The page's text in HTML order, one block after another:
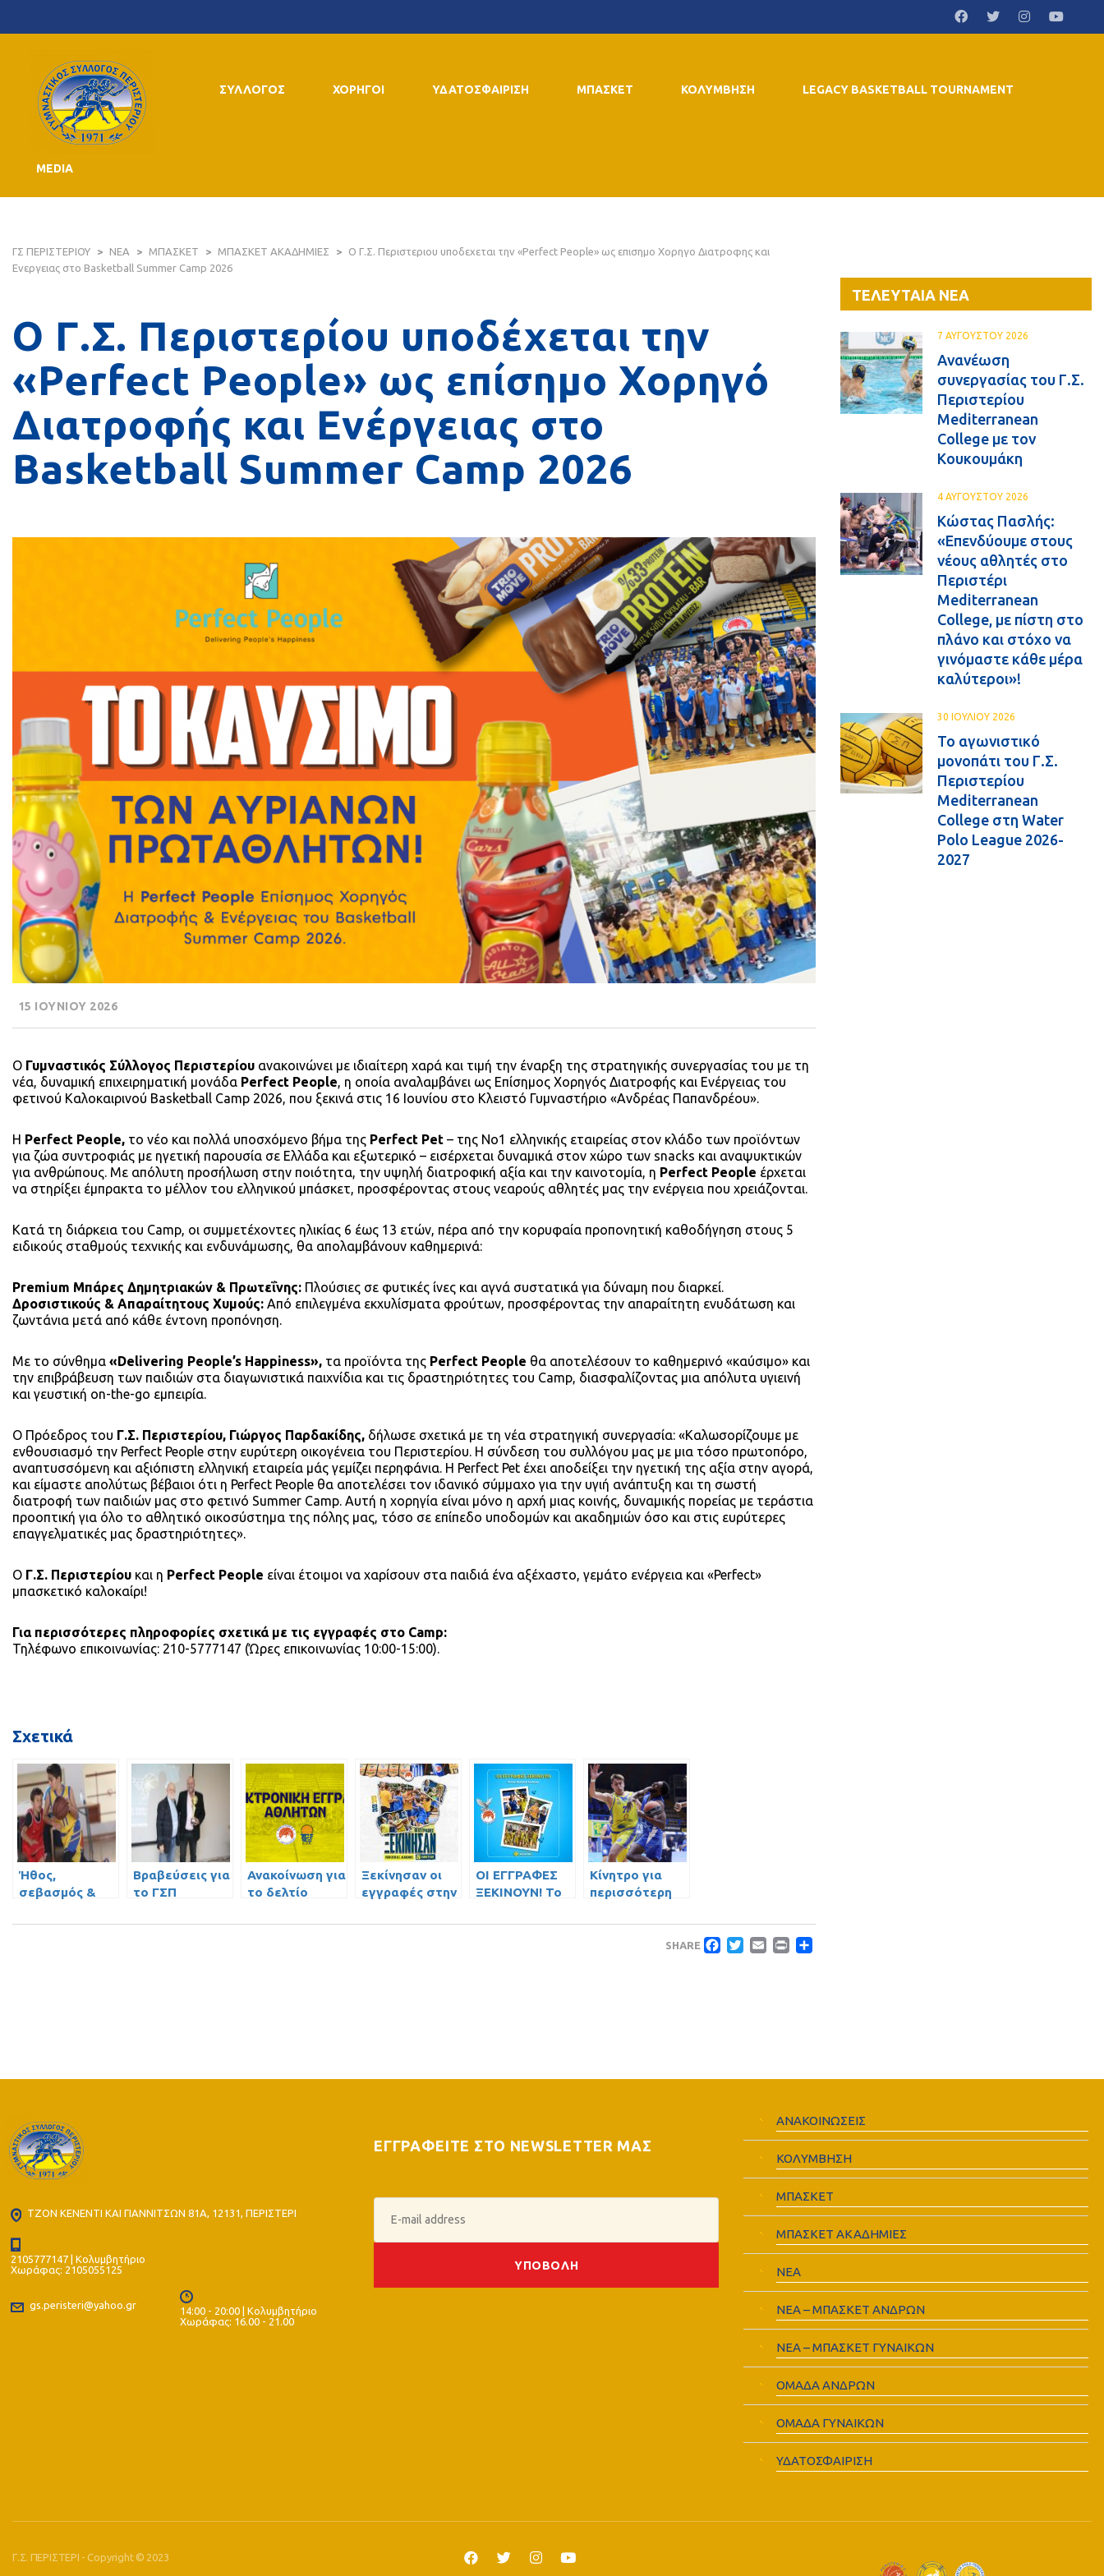
ΣΥΛΛΟΓΟΣ ΧΟΡΗΓΟΙ ΥΔΑΤΟΣΦΑΙΡΙΣΗ ΜΠΑΣΚΕΤ ΚΟΛΥΜΒΗΣΗ LEGACY BASKETBALL TOURNAMENT
MEDIA
ΓΣ ΠΕΡΙΣΤΕΡΙΟΥ > ΝΕΑ > ΜΠΑΣΚΕΤ > ΜΠΑΣΚΕΤ ΑΚΑΔΗΜΙΕΣ >
Ο Γ.Σ. Περιστεριου υποδεχεται την «Perfect People» ως επισημο Χορηγο Διατροφης και
Ενεργειας στο Basketball Summer Camp 2026
Ο Γ.Σ. Περιστερίου υποδέχεται την
«Perfect People» ως επίσημο Χορηγό
Διατροφής και Ενέργειας στο
Basketball Summer Camp 2026
15 ΙΟΥΝΙΟΥ 2026
Ο Γυμναστικός Σύλλογος Περιστερίου ανακοινώνει με ιδιαίτερη χαρά και τιμή την έναρξη της στρατηγικής συνεργασίας του με τη
νέα, δυναμική επιχειρηματική μονάδα Perfect People, η οποία αναλαμβάνει ως Επίσημος Χορηγός Διατροφής και Ενέργειας του
φετινού Καλοκαιρινού Basketball Camp 2026, που ξεκινά στις 16 Ιουνίου στο Κλειστό Γυμναστήριο «Ανδρέας Παπανδρέου».
Η Perfect People, το νέο και πολλά υποσχόμενο βήμα της Perfect Pet – της Νο1 ελληνικής εταιρείας στον κλάδο των προϊόντων
για ζώα συντροφιάς με ηγετική παρουσία σε Ελλάδα και εξωτερικό – εισέρχεται δυναμικά στον χώρο των snacks και αναψυκτικών
για ανθρώπους. Με απόλυτη προσήλωση στην ποιότητα, την υψηλή διατροφική αξία και την καινοτομία, η Perfect People έρχεται
να στηρίξει έμπρακτα το μέλλον του ελληνικού μπάσκετ, προσφέροντας στους νεαρούς αθλητές μας την ενέργεια που χρειάζονται.
Κατά τη διάρκεια του Camp, οι συμμετέχοντες ηλικίας 6 έως 13 ετών, πέρα από την κορυφαία προπονητική καθοδήγηση στους 5
ειδικούς σταθμούς τεχνικής και ενδυνάμωσης, θα απολαμβάνουν καθημερινά:
Premium Μπάρες Δημητριακών & Πρωτεΐνης: Πλούσιες σε φυτικές ίνες και αγνά συστατικά για δύναμη που διαρκεί.
Δροσιστικούς & Απαραίτητους Χυμούς: Από επιλεγμένα εκχυλίσματα φρούτων, προσφέροντας την απαραίτητη ενυδάτωση και
ζωντάνια μετά από κάθε έντονη προπόνηση.
Με το σύνθημα «Delivering People’s Happiness», τα προϊόντα της Perfect People θα αποτελέσουν το καθημερινό «καύσιμο» και
την επιβράβευση των παιδιών στα διαγωνιστικά παιχνίδια και τις δραστηριότητες του Camp, διασφαλίζοντας μια απόλυτα υγιεινή
και γευστική on-the-go εμπειρία.
Ο Πρόεδρος του Γ.Σ. Περιστερίου, Γιώργος Παρδακίδης, δήλωσε σχετικά με τη νέα στρατηγική συνεργασία: «Καλωσορίζουμε με
ενθουσιασμό την Perfect People στην ευρύτερη οικογένεια του Περιστερίου. Η σύνδεση του συλλόγου μας με μια τόσο πρωτοπόρο,
αναπτυσσόμενη και αξιόπιστη ελληνική εταιρεία μάς γεμίζει περηφάνια. Η Perfect Pet έχει αποδείξει την ηγετική της αξία στην αγορά,
και είμαστε απολύτως βέβαιοι ότι η Perfect People θα αποτελέσει τον ιδανικό σύμμαχο για την υγιή ανάπτυξη και τη σωστή
διατροφή των παιδιών μας στο φετινό Summer Camp. Αυτή η χορηγία είναι μόνο η αρχή μιας κοινής, δυναμικής πορείας με τεράστια
προοπτική για όλο το αθλητικό οικοσύστημα της πόλης μας, τόσο σε επίπεδο υποδομών και ακαδημιών όσο και στις ευρύτερες
επαγγελματικές μας δραστηριότητες».
Ο Γ.Σ. Περιστερίου και η Perfect People είναι έτοιμοι να χαρίσουν στα παιδιά ένα αξέχαστο, γεμάτο ενέργεια και «Perfect»
μπασκετικό καλοκαίρι!
Για περισσότερες πληροφορίες σχετικά με τις εγγραφές στο Camp:
Τηλέφωνο επικοινωνίας: 210-5777147 (Ώρες επικοινωνίας 10:00-15:00).
Σχετικά
Ήθος,
σεβασμός &
Βραβεύσεις για
το ΓΣΠ
Ανακοίνωση για
το δελτίο
αθλήτριας
Ξεκίνησαν οι
εγγραφές στην
μπάσκετ του
ΟΙ ΕΓΓΡΑΦΕΣ
ΞΕΚΙΝΟΥΝ! Το
γράφεται εδώ,
Κίνητρο για
περισσότερη
SHARE Facebook
Twitter
Email
Print
ΤΕΛΕΥΤΑΙΑ ΝΕΑ
7 ΑΥΓΟΥΣΤΟΥ 2026
Ανανέωση
συνεργασίας του Γ.Σ.
Περιστερίου
Mediterranean
College με τον
Κουκουμάκη
4 ΑΥΓΟΥΣΤΟΥ 2026
Κώστας Πασλής:
«Επενδύουμε στους
νέους αθλητές στο
Περιστέρι
Mediterranean
College, με πίστη στο
πλάνο και στόχο να
γινόμαστε κάθε μέρα
καλύτεροι»!
30 ΙΟΥΛΙΟΥ 2026
Το αγωνιστικό
μονοπάτι του Γ.Σ.
Περιστερίου
Mediterranean
College στη Water
Polo League 2026-
2027
ΤΖΟΝ ΚΕΝΕΝΤΙ ΚΑΙ ΓΙΑΝΝΙΤΣΩΝ 81Α, 12131, ΠΕΡΙΣΤΕΡΙ
2105777147 | Κολυμβητήριο
Χωράφας: 2105055125
gs.peristeri@yahoo.gr
14:00 - 20:00 | Κολυμβητήριο
Χωράφας: 16.00 - 21.00
ΕΓΓΡΑΦΕΙΤΕ ΣΤΟ NEWSLETTER ΜΑΣ
ΑΝΑΚΟΙΝΩΣΕΙΣ
ΚΟΛΥΜΒΗΣΗ
ΜΠΑΣΚΕΤ
ΜΠΑΣΚΕΤ ΑΚΑΔΗΜΙΕΣ
ΝΕΑ
ΝΕΑ – ΜΠΑΣΚΕΤ ΑΝΔΡΩΝ
ΝΕΑ – ΜΠΑΣΚΕΤ ΓΥΝΑΙΚΩΝ
ΟΜΑΔΑ ΑΝΔΡΩΝ
ΟΜΑΔΑ ΓΥΝΑΙΚΩΝ
ΥΔΑΤΟΣΦΑΙΡΙΣΗ
Γ.Σ. ΠΕΡΙΣΤΕΡΙ - Copyright © 2023